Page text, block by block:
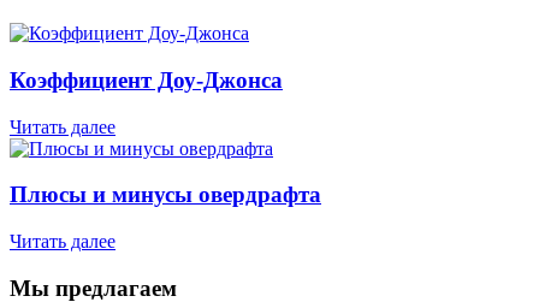
Коэффициент Доу-Джонса
Читать далее
Плюсы и минусы овердрафта
Читать далее
Мы предлагаем